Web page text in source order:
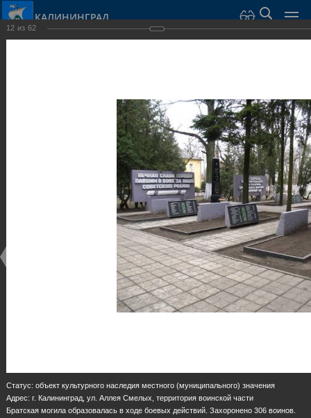
КАЛИНИНГРАД
Достопримечательности
Скульптуры и мемориалы
12 из 62
Статус: объект культурного наследия местного (муниципального) значения
Адрес: г. Калининград, ул. Аллея Смелых, территория воинской части
Братская могила образовалась в ходе боевых действий. Захоронено 306 воинов.